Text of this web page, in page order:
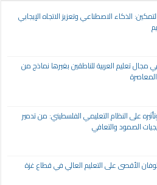
الذكاء الاصطناعي وتعزيز الاتجاه الإيجابي
مجال تعليم العربية للناطقين بغيرها نماذج من
المعاصرة
2023 وتأثيره على النظام التعليمي الفلسطيني: من تدمير
الصمود والتعافي
الأقصى على التعليم العالي في قطاع غزة